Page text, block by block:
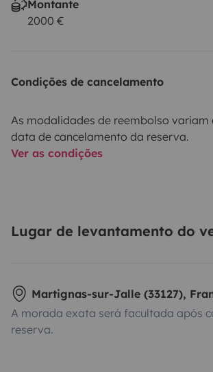
Montante
2000 €
Condições de cancelamento
As modalidades de reembolso variam
data de cancelamento da reserva.
Ver as condições
Lugar de levantamento do
Martignas-sur-Jalle (33127),
A morada exata será facultada após
reserva.